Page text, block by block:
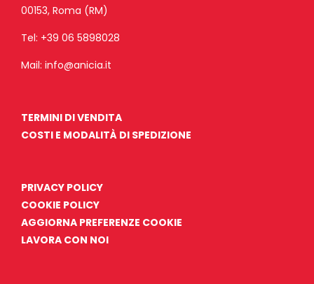
00153, Roma (RM)
Tel: +39 06 5898028
Mail: info@anicia.it
TERMINI DI VENDITA
COSTI E MODALITÀ DI SPEDIZIONE
PRIVACY POLICY
COOKIE POLICY
AGGIORNA PREFERENZE COOKIE
LAVORA CON NOI